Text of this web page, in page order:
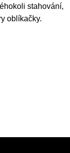
stahování,
oblíkačky.